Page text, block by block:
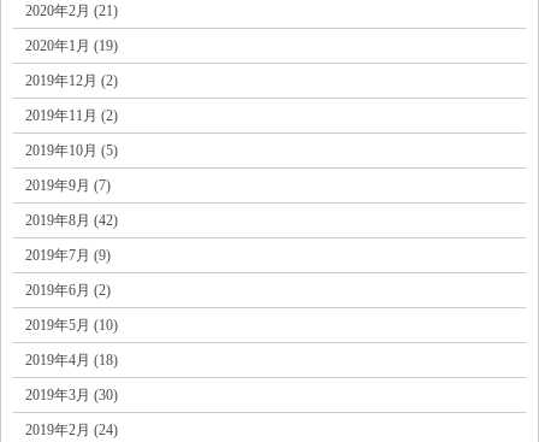
2020年2月 (21)
2020年1月 (19)
2019年12月 (2)
2019年11月 (2)
2019年10月 (5)
2019年9月 (7)
2019年8月 (42)
2019年7月 (9)
2019年6月 (2)
2019年5月 (10)
2019年4月 (18)
2019年3月 (30)
2019年2月 (24)